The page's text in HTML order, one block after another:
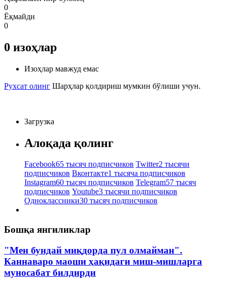
0
Ёқмайди
0
0 изоҳлар
Изоҳлар мавжуд емас
Рухсат олинг Шарҳлар қолдириш мумкин бўлиши учун.
Загрузка
Алоқада қолинг
Facebook65 тысяч подписчиков Twitter2 тысячи
подписчиков Вконтакте1 тысяча подписчиков
Instagram60 тысяч подписчиков Telegram57 тысяч
подписчиков Youtube3 тысячи подписчиков
Одноклассники30 тысяч подписчиков
Бошқа янгиликлар
"Мен бундай миқдорда пул олмайман".
Каннаваро маоши ҳақидаги миш-мишларга
муносабат билдирди